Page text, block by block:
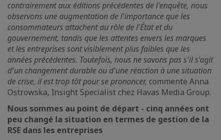
contrairement aux éditions précédentes de l'enquête, nous
observons une augmentation de l'importance que les
consommateurs attachent au rôle de l'État et du
gouvernement, tandis que les attentes envers les marques
et les entreprises sont visiblement plus faibles que les
années précédentes. Toutefois, nous ne savons pas s'il s'agit
d'un changement durable ou d'une réaction à une situation
de crise, il est trop tôt pour se prononcer, commente Anna
Ostrowska, Insight Specialist chez Havas Media Group.
Nous sommes au point de départ - cinq années ont
peu changé la situation en termes de gestion de la
RSE dans les entreprises